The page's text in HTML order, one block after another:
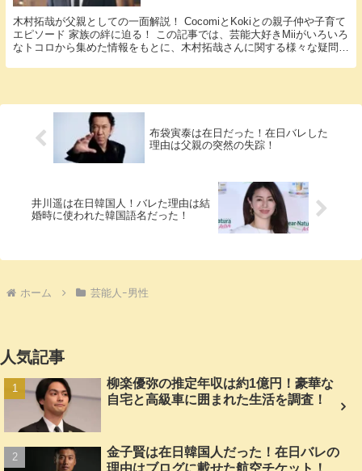
木村拓哉が父親としての一面解説！ CocomiとKokiとの親子仲や子育て
エピソード 家族の絆に迫る！ この記事では、芸能大好きMiiがいろいろ
なトコロから集めた情報をもとに、木村拓哉さんに関する様々な疑問に
布袋寅泰は在日だった！在日バレした
理由は父親の突然の失踪！
井川遥は在日韓国人！バレた理由は結
婚時に使われた韓国語名だった！
ホーム 芸能人ｰ男性
人気記事
柳楽優弥の推定年収は約1億円！豪華な
自宅と高級車に囲まれた生活を調査！
金子賢は在日韓国人だった！在日バレの